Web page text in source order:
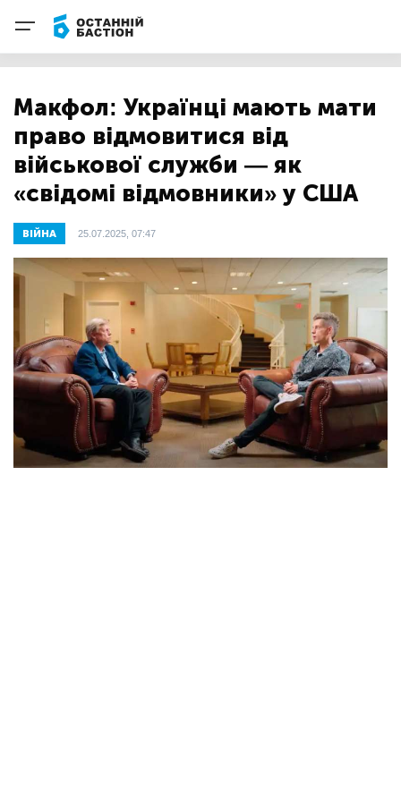
Макфол: Українці мають мати
право відмовитися від
військової служби — як
«свідомі відмовники» у США
ВІЙНА 25.07.2025, 07:47